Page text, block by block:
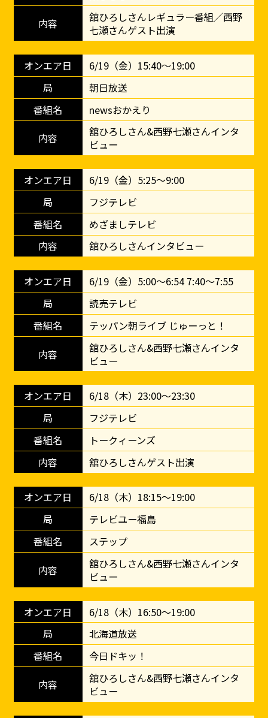
舘ひろしさんレギュラー番組／西野
七瀬さんゲスト出演
6/19（金）15:40～19:00
朝日放送
newsおかえり
舘ひろしさん&西野七瀬さんインタ
ビュー
6/19（金）5:25～9:00
フジテレビ
めざましテレビ
舘ひろしさんインタビュー
6/19（金）5:00～6:54 7:40～7:55
読売テレビ
テッパン朝ライブ じゅーっと！
舘ひろしさん&西野七瀬さんインタ
ビュー
6/18（木）23:00～23:30
フジテレビ
トークィーンズ
舘ひろしさんゲスト出演
6/18（木）18:15～19:00
テレビユー福島
ステップ
舘ひろしさん&西野七瀬さんインタ
ビュー
6/18（木）16:50～19:00
北海道放送
今日ドキッ！
舘ひろしさん&西野七瀬さんインタ
ビュー